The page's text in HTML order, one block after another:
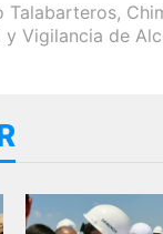
Talabarteros,
Vigilancia de